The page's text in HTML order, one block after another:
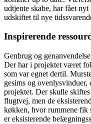
udtjente skabe, har fået
udskiftet til nye
Inspirerende
Genbrug og
Der har i projektet været
som var egnet dertil.
gesims og ovenlysvinduer,
projektet. Der skulle
flugtvej, men de
køkken, hvor rummene fik
er eksisterende